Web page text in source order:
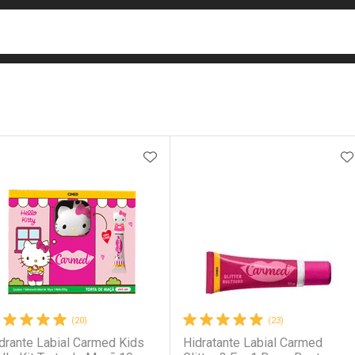
(20)
Labial Carmed Kids
ADICIONAR AOS FAVORITOS
(23)
Hidratante Labial Carmed